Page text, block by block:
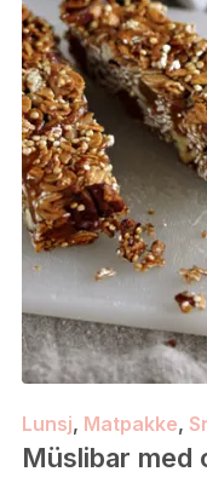
Lunsj, Matpakke,
Müslibar med